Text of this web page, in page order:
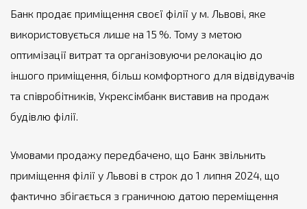
Банк продає приміщення своєї філії у м. Львові, яке
використовується лише на 15 %. Тому з метою
оптимізації витрат та організовуючи релокацію до
іншого приміщення, більш комфортного для відвідувачів
та співробітників, Укрексімбанк виставив на продаж
будівлю філії.
Умовами продажу передбачено, що Банк звільнить
приміщення філії у Львові в строк до 1 липня 2024, що
фактично збігається з граничною датою переміщення